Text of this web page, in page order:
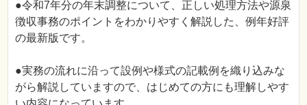
●令和7年分の年末調整について、正しい処理方法や源泉
徴収事務のポイントをわかりやすく解説した、例年好評
の最新版です。
●実務の流れに沿って設例や様式の記載例を織り込みな
がら解説していますので、はじめての方にも理解しやす